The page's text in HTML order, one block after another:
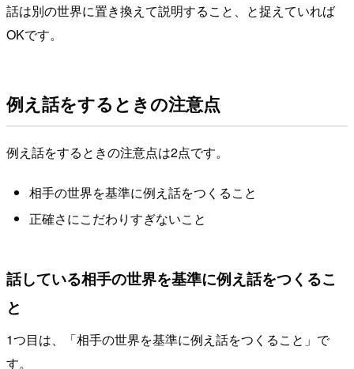
話は別の世界に置き換えて説明すること、と捉えていれば
OKです。
例え話をするときの注意点
例え話をするときの注意点は2点です。
相手の世界を基準に例え話をつくること
正確さにこだわりすぎないこと
話している相手の世界を基準に例え話をつくるこ
と
1つ目は、「相手の世界を基準に例え話をつくること」で
す。